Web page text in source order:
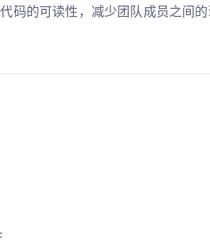
码的可读性，减少团队成员之间的